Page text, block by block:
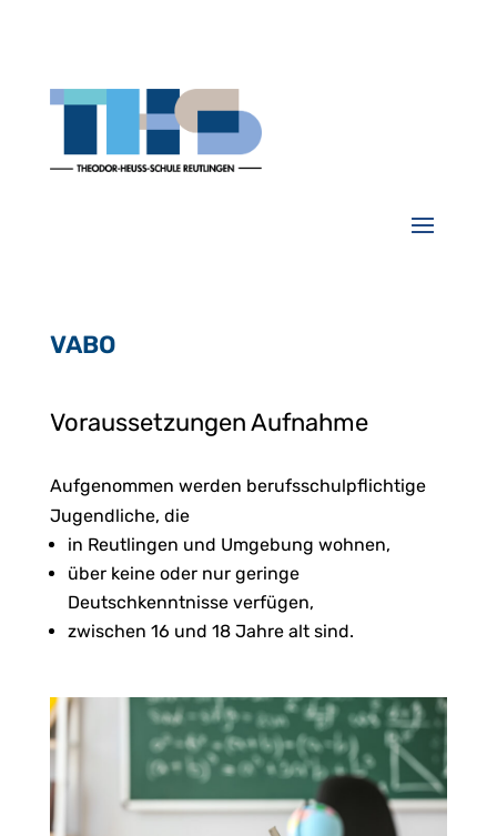
VABO
Voraussetzungen Aufnahme
Aufgenommen werden berufsschulpflichtige
Jugendliche, die
in Reutlingen und Umgebung wohnen,
über keine oder nur geringe
Deutschkenntnisse verfügen,
zwischen 16 und 18 Jahre alt sind.